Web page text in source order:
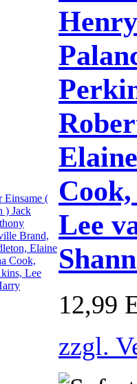
Lee
12,99
zzgl.